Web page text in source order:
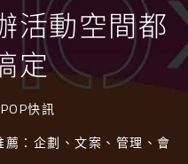
活動空間都
定
POP快訊
：企劃、文案、管理、會